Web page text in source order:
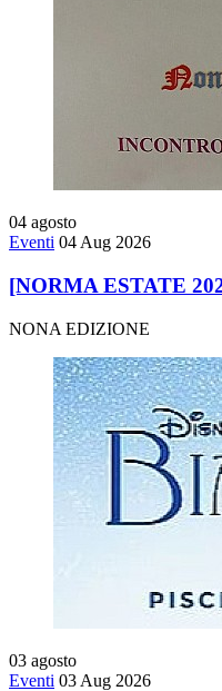
04 agosto
Eventi 04 Aug 2026
[NORMA ESTATE
NONA EDIZIONE
03 agosto
Eventi 03 Aug 2026